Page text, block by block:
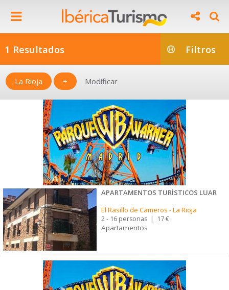
1 Resultados Filtros
La Rioja + Modificar
APARTAMENTOS TURÍSTICOS LUAR
El Rasillo de Cameros -La Rioja
2 - 16 personas | 17 €
Apartamentos